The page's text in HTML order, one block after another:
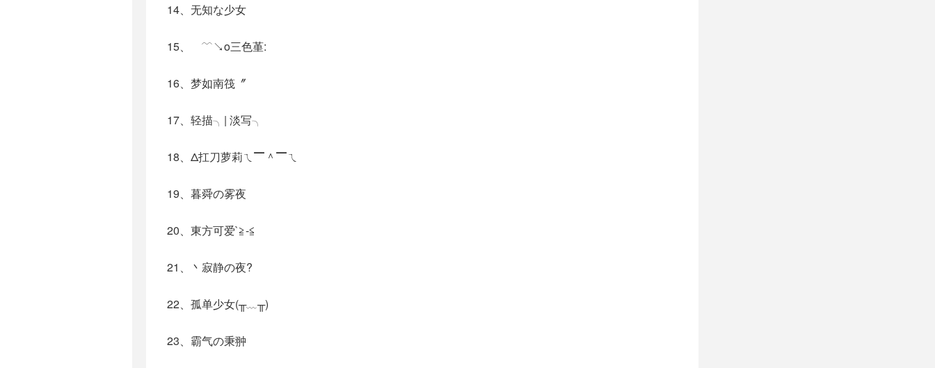
14、无知な少女
15、ゞ﹋↘o三色堇:
16、梦如南筏〞
17、轻描╮| 淡写╮
18、Δ扛刀萝莉ㄟ▔＾▔ㄟ
19、暮舜の雾夜
20、東方可爱`≧-≦
21、丶寂静の夜?
22、孤单少女(╥﹏╥)
23、霸气の秉翀